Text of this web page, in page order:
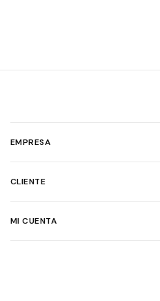
EMPRESA
CLIENTE
MI CUENTA